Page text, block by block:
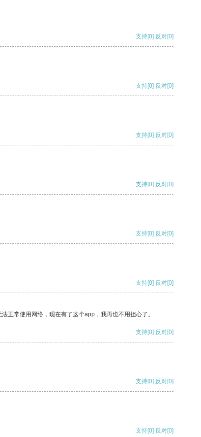
支持[0] 反对[0]
支持[0] 反对[0]
支持[0] 反对[0]
支持[0] 反对[0]
支持[0] 反对[0]
支持[0] 反对[0]
正常使用网络，现在有了这个app，我再也不用担心了。
支持[0] 反对[0]
支持[0] 反对[0]
支持[0] 反对[0]